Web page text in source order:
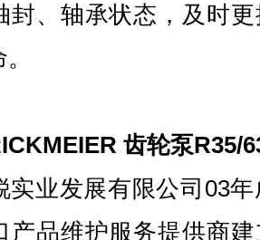
封、轴承状态，及时
齿轮泵R35/
实业发展有限公司03
产品维护服务提供商